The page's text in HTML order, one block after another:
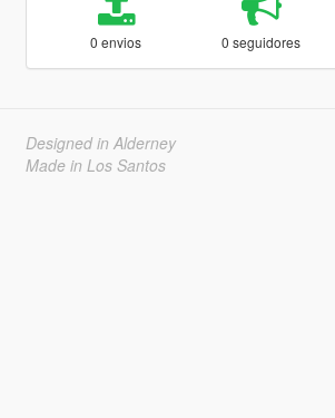
0 envios 0 seguidores
Designed in Alderney
Made in Los Santos